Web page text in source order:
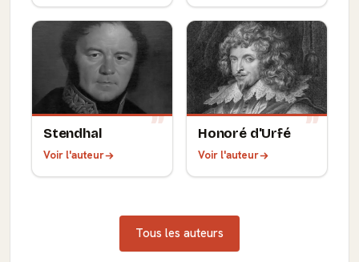
Stendhal
Voir l'auteur
Honoré d'Urfé
Voir l'auteur
Tous les auteurs